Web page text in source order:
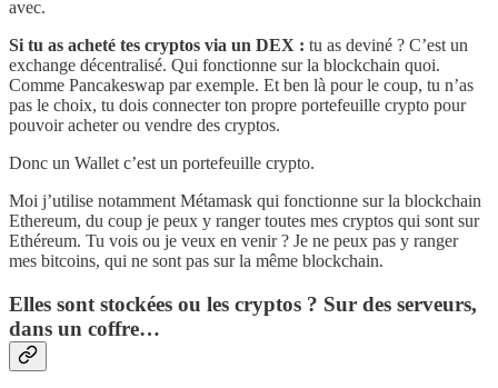
avec.
Si tu as acheté tes cryptos via un DEX : tu as deviné ? C’est un
exchange décentralisé. Qui fonctionne sur la blockchain quoi.
Comme Pancakeswap par exemple. Et ben là pour le coup, tu n’as
pas le choix, tu dois connecter ton propre portefeuille crypto pour
pouvoir acheter ou vendre des cryptos.
Donc un Wallet c’est un portefeuille crypto.
Moi j’utilise notamment Métamask qui fonctionne sur la blockchain
Ethereum, du coup je peux y ranger toutes mes cryptos qui sont sur
Ethéreum. Tu vois ou je veux en venir ? Je ne peux pas y ranger
mes bitcoins, qui ne sont pas sur la même blockchain.
Elles sont stockées ou les cryptos ? Sur des serveurs,
dans un coffre…